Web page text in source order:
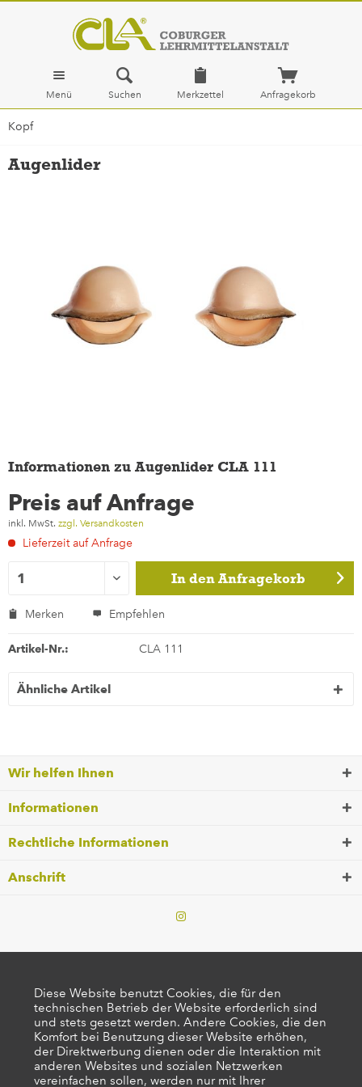
Menü Suchen Merkzettel Anfragekorb
Kopf
Augenlider
Informationen zu Augenlider CLA 111
Preis auf Anfrage
inkl. MwSt. zzgl. Versandkosten
Lieferzeit auf Anfrage
In den Anfragekorb
Merken Empfehlen
Artikel-Nr.: CLA 111
Ähnliche Artikel
Wir helfen Ihnen
Informationen
Rechtliche Informationen
Anschrift
Diese Website benutzt Cookies, die für den
technischen Betrieb der Website erforderlich sind
und stets gesetzt werden. Andere Cookies, die den
Komfort bei Benutzung dieser Website erhöhen,
der Direktwerbung dienen oder die Interaktion mit
anderen Websites und sozialen Netzwerken
vereinfachen sollen, werden nur mit Ihrer